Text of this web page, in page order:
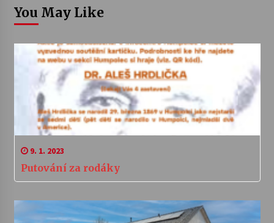
You May Like
9. 1. 2023
Putování za rodáky